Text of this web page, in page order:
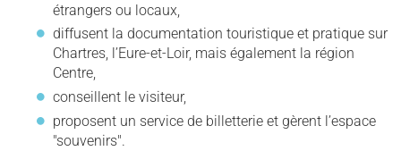
étrangers ou locaux,
diffusent la documentation touristique et pratique sur
Chartres, l’Eure-et-Loir, mais également la région
Centre,
conseillent le visiteur,
proposent un service de billetterie et gèrent l’espace
"souvenirs".